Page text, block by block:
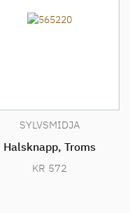
SYLVSMIDJA
Halsknapp, Troms
KR 572